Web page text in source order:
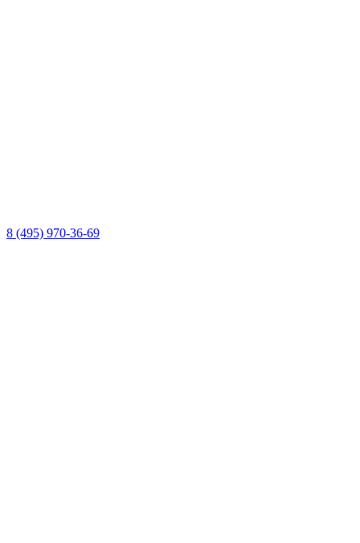
8 (495) 970-36-69